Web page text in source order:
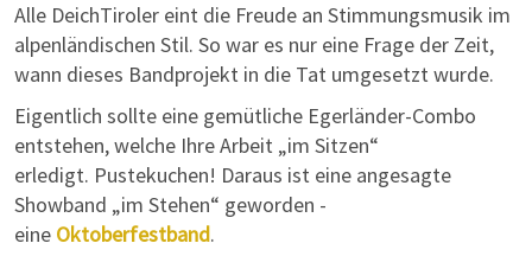
Alle DeichTiroler eint die Freude an Stimmungsmusik im
alpenländischen Stil. So war es nur eine Frage der Zeit,
wann dieses Bandprojekt in die Tat umgesetzt wurde.
Eigentlich sollte eine gemütliche Egerländer-Combo
entstehen, welche Ihre Arbeit „im Sitzen“
erledigt. Pustekuchen! Daraus ist eine angesagte
Showband „im Stehen“ geworden -
eine Oktoberfestband.